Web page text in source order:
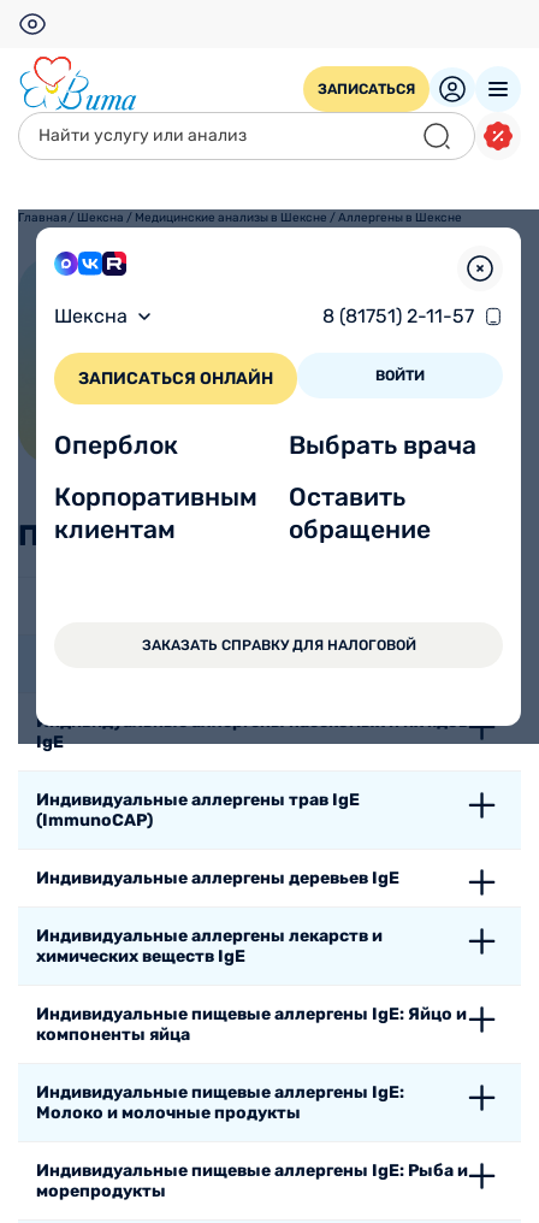
ЗАПИСАТЬСЯ
Шексна 8 (81751) 2-11-57
ЗАПИСАТЬСЯ ОНЛАЙН ВОЙТИ
Оперблок
Корпоративным
клиентам
Выбрать врача
Оставить
обращение
ЗАКАЗАТЬ СПРАВКУ ДЛЯ НАЛОГОВОЙ
Главная / Шексна / Медицинские анализы в Шексне /Аллергены в Шексне
Пример заголовка к ценам
Индивидуальные аллергены насекомых и их ядов
IgE
Индивидуальные аллергены трав IgE
(ImmunoCAP)
Индивидуальные аллергены деревьев IgE
Индивидуальные аллергены лекарств и
химических веществ IgE
Индивидуальные пищевые аллергены IgE: Яйцо и
компоненты яйца
Индивидуальные пищевые аллергены IgE:
Молоко и молочные продукты
Индивидуальные пищевые аллергены IgE: Рыба и
морепродукты